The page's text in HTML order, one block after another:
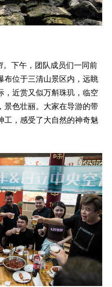
。下午，团队成员们一同前
布位于三清山景区内，远眺
，近赏又似万斛珠玑，临空
景色壮丽。大家在导游的带
工，感受了大自然的神奇魅